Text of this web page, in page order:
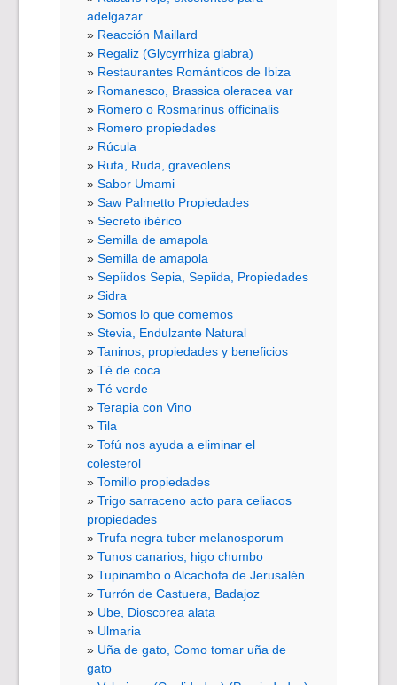
adelgazar
Reacción Maillard
Regaliz (Glycyrrhiza glabra)
Restaurantes Románticos de Ibiza
Romanesco, Brassica oleracea var
Romero o Rosmarinus officinalis
Romero propiedades
Rúcula
Ruta, Ruda, graveolens
Sabor Umami
Saw Palmetto Propiedades
Secreto ibérico
Semilla de amapola
Semilla de amapola
Sepíidos Sepia, Sepiida, Propiedades
Sidra
Somos lo que comemos
Stevia, Endulzante Natural
Taninos, propiedades y beneficios
Té de coca
Té verde
Terapia con Vino
Tila
Tofú nos ayuda a eliminar el
colesterol
Tomillo propiedades
Trigo sarraceno acto para celiacos
propiedades
Trufa negra tuber melanosporum
Tunos canarios, higo chumbo
Tupinambo o Alcachofa de Jerusalén
Turrón de Castuera, Badajoz
Ube, Dioscorea alata
Ulmaria
Uña de gato, Como tomar uña de
gato